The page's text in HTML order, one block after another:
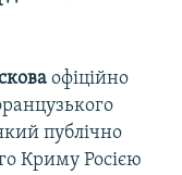
офіційно
публічно
Криму Росією